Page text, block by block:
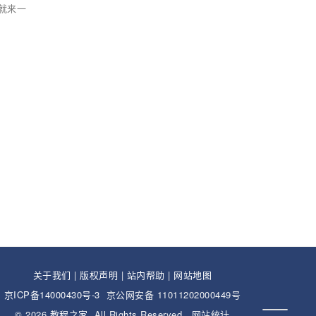
来一
关于我们 | 版权声明 | 站内帮助 | 网站地图
京ICP备14000430号-3 京公网安备 11011202000449号